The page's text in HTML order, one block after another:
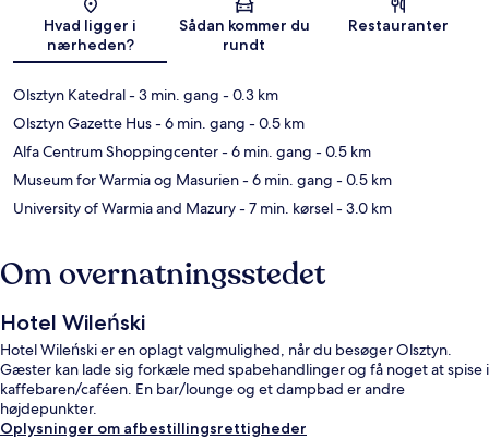
Kort
Hvad ligger i
nærheden?
Sådan kommer du
rundt
Restauranter
Olsztyn Katedral- 3 min. gang - 0.3 km
Olsztyn Gazette Hus- 6 min. gang - 0.5 km
Alfa Centrum Shoppingcenter- 6 min. gang - 0.5 km
Museum for Warmia og Masurien- 6 min. gang - 0.5 km
University of Warmia and Mazury- 7 min. kørsel- 3.0 km
Om overnatningsstedet
Hotel Wileński
Hotel Wileński er en oplagt valgmulighed, når du besøger Olsztyn.
Gæster kan lade sig forkæle med spabehandlinger og få noget at spise i
kaffebaren/caféen. En bar/lounge og et dampbad er andre
højdepunkter.
Oplysninger om afbestillingsrettigheder